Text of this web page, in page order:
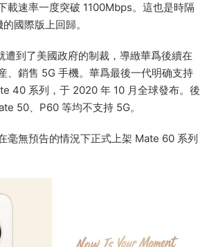
載速率一度突破 1100Mbps。這也是時隔
國際版上回歸。
遭到了美國政府的制裁，導緻華爲後續在
、銷售 5G 手機。華爲最後一代明确支持
40 系列，于 2020 年 10 月全球發布。後
50、P60 等均不支持 5G。
毫無預告的情況下正式上架 Mate 60 系列